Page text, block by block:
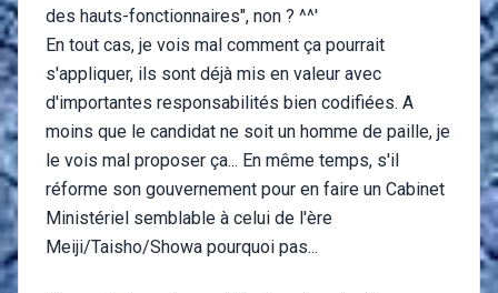
des hauts-fonctionnaires", non ? ^^'
En tout cas, je vois mal comment ça pourrait
s'appliquer, ils sont déjà mis en valeur avec
d'importantes responsabilités bien codifiées. A
moins que le candidat ne soit un homme de paille, je
le vois mal proposer ça... En même temps, s'il
réforme son gouvernement pour en faire un Cabinet
Ministériel semblable à celui de l'ère
Meiji/Taisho/Showa pourquoi pas...